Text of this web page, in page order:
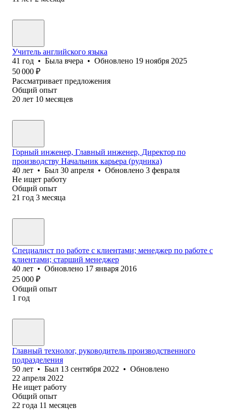
Учитель английского языка
41 год • Была вчера • Обновлено 19 ноября 2025
50 000 ₽
Рассматривает предложения
Общий опыт
20 лет 10 месяцев
Горный инженер, Главный инженер, Директор по
производству Начальник карьера (рудника)
40 лет • Был 30 апреля • Обновлено 3 февраля
Не ищет работу
Общий опыт
21 год 3 месяца
Специалист по работе с клиентами; менеджер по работе с
клиентами; старший менеджер
40 лет • Обновлено 17 января 2016
25 000 ₽
Общий опыт
1 год
Главный технолог, руководитель производственного
подразделения
50 лет • Был 13 сентября 2022 • Обновлено
22 апреля 2022
Не ищет работу
Общий опыт
22 года 11 месяцев